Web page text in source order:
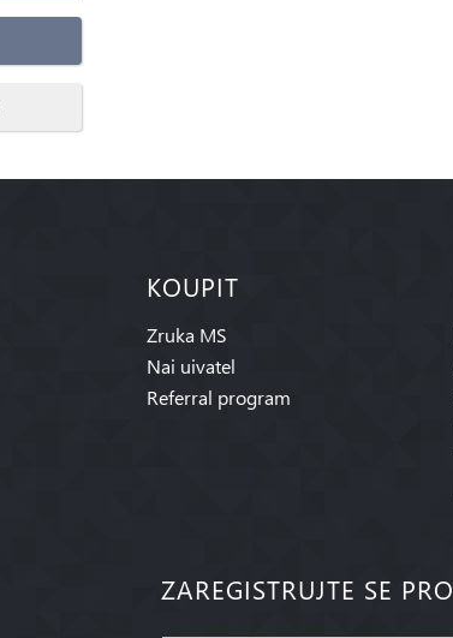
KOUPIT
Zruka MS
Nai uivatel
Referral program
ZAREGISTRUJTE SE